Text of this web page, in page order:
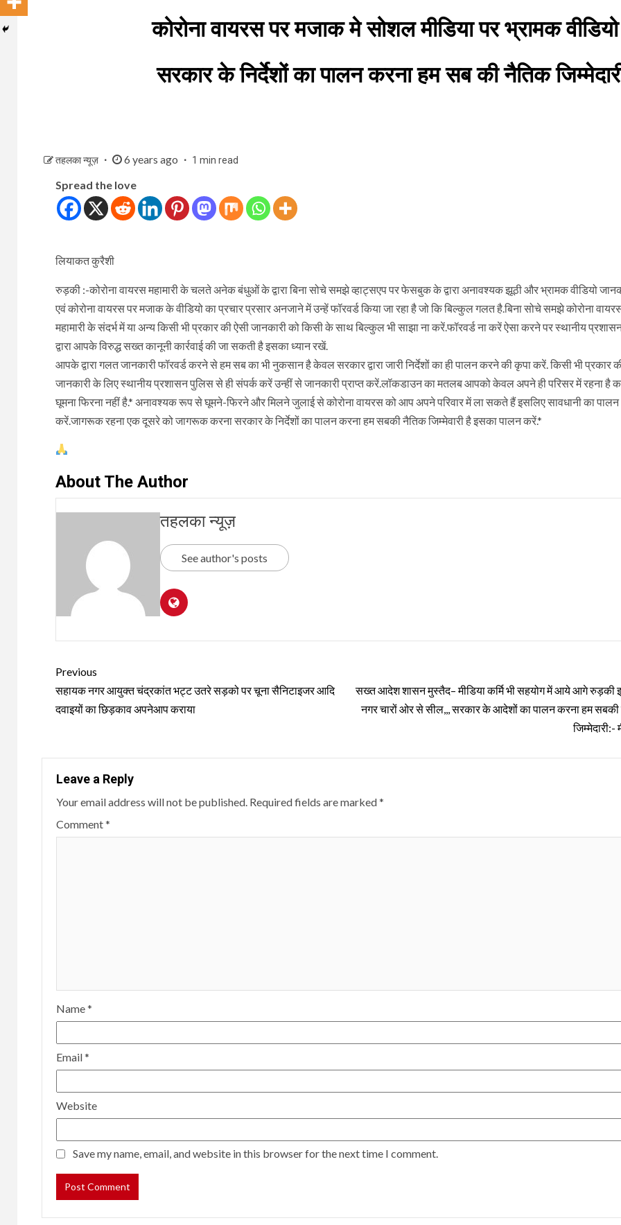
कोरोना वायरस पर मजाक मे सोशल मीडिया पर भ्रामक
सरकार के निर्देशों का पालन करना हम सब की नैतिक
तहलका न्यूज़ 6 years ago 1 min read
Spread the love
लियाकत कुरैशी
रुड़की :-कोरोना वायरस महामारी के चलते अनेक बंधुओं के द्वारा बिना सोचे समझे व्हाट्सएप पर फेसबुक के द्वारा अनावश्यक झूठी और भ्रामक वीडियो
एवं कोरोना वायरस पर मजाक के वीडियो का प्रचार प्रसार अनजाने में उन्हें फॉरवर्ड किया जा रहा है जो कि बिल्कुल गलत है.बिना सोचे समझे कोरोना
महामारी के संदर्भ में या अन्य किसी भी प्रकार की ऐसी जानकारी को किसी के साथ बिल्कुल भी साझा ना करें.फॉरवर्ड ना करें ऐसा करने पर स्थानीय
द्वारा आपके विरुद्ध सख्त कानूनी कार्रवाई की जा सकती है इसका ध्यान रखें.
आपके द्वारा गलत जानकारी फॉरवर्ड करने से हम सब का भी नुकसान है केवल सरकार द्वारा जारी निर्देशों का ही पालन करने की कृपा करें. किसी भी प्रकार
जानकारी के लिए स्थानीय प्रशासन पुलिस से ही संपर्क करें उन्हीं से जानकारी प्राप्त करें.लॉकडाउन का मतलब आपको केवल अपने ही परिसर में रहना है
घूमना फिरना नहीं है.* अनावश्यक रूप से घूमने-फिरने और मिलने जुलाई से कोरोना वायरस को आप अपने परिवार में ला सकते हैं इसलिए सावधानी का पालन
करें.जागरूक रहना एक दूसरे को जागरूक करना सरकार के निर्देशों का पालन करना हम सबकी नैतिक जिम्मेवारी है इसका पालन करें.*
About The Author
तहलका न्यूज़
See author's posts
Continue
Reading
Previous
सहायक नगर आयुक्त चंद्रकांत भट्ट उतरे सड़को पर चूना सैनिटाइजर आदि
दवाइयों का छिड़काव अपनेआप कराया
सख्त आदेश शासन मुस्तैद– मीडिया कर्मि भी सहयोग में आये आगे रुड़की
नगर चारों ओर से सील,,, सरकार के आदेशों का पालन करना हम
जिम्मेदारी:-
Leave a Reply
Your email address will not be published. Required fields are marked*
Comment*
Name*
Email*
Website
Save my name, email, and website in this browser for the next time I comment.